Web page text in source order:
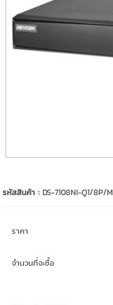
รหัสสินค้า :DS-7108NI-Q1/8P/M
ราคา
จำนวนที่จะซื้อ